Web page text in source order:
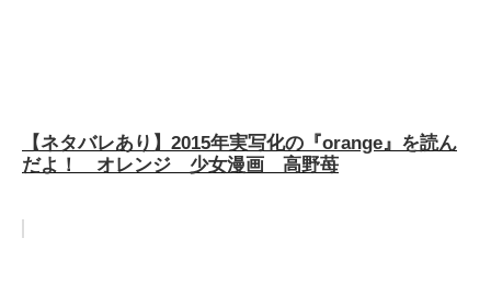
【ネタバレあり】2015年実写化の『orange』を読ん
だよ！ オレンジ 少女漫画 高野苺